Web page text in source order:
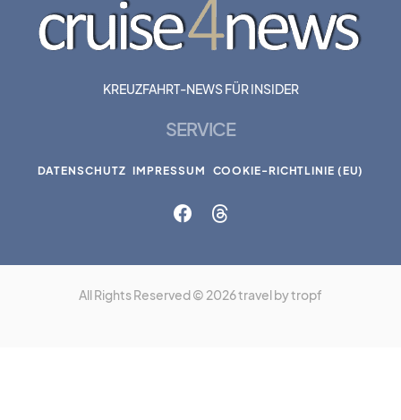
KREUZFAHRT-NEWS FÜR INSIDER
SERVICE
DATENSCHUTZ IMPRESSUM COOKIE-RICHTLINIE (EU)
All Rights Reserved © 2026 travel by tropf